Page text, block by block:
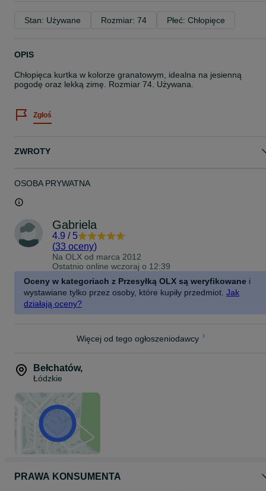
Stan: Używane Rozmiar: 74 Płeć: Chłopięce
OPIS
Chłopięca kurtka w kolorze granatowym, idealna na jesienną
pogodę oraz lekką zimę. Rozmiar 74. Używana.
Zgłoś
ZWROTY
OSOBA PRYWATNA
Gabriela
4.9 / 5
(33 oceny)
Na OLX od marca 2012
Ostatnio online wczoraj o 12:39
Oceny w kategoriach z Przesyłką OLX są weryfikowane i
wystawiane tylko przez osoby, które kupiły przedmiot. Jak
działają oceny?
Więcej od tego ogłoszeniodawcy
Bełchatów,
Łódzkie
PRAWA KONSUMENTA